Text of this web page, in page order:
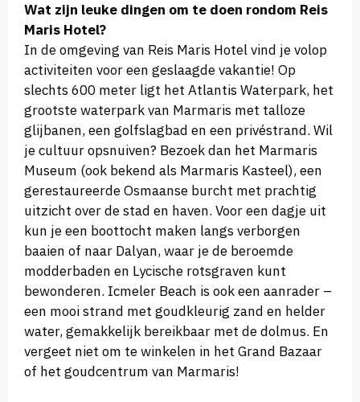
Wat zijn leuke dingen om te doen rondom Reis
Maris Hotel?
In de omgeving van Reis Maris Hotel vind je volop
activiteiten voor een geslaagde vakantie! Op
slechts 600 meter ligt het Atlantis Waterpark, het
grootste waterpark van Marmaris met talloze
glijbanen, een golfslagbad en een privéstrand. Wil
je cultuur opsnuiven? Bezoek dan het Marmaris
Museum (ook bekend als Marmaris Kasteel), een
gerestaureerde Osmaanse burcht met prachtig
uitzicht over de stad en haven. Voor een dagje uit
kun je een boottocht maken langs verborgen
baaien of naar Dalyan, waar je de beroemde
modderbaden en Lycische rotsgraven kunt
bewonderen. Icmeler Beach is ook een aanrader –
een mooi strand met goudkleurig zand en helder
water, gemakkelijk bereikbaar met de dolmus. En
vergeet niet om te winkelen in het Grand Bazaar
of het goudcentrum van Marmaris!